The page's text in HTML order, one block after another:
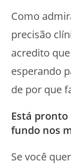
Como
precisão
acredito
esperando
de por que
Está
fundo nos
Se você